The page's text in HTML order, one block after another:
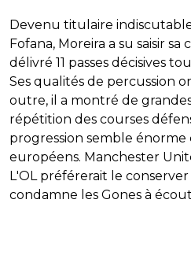
Devenu titulaire
Fofana, Moreira a su saisir
délivré 11 passes décisives
Ses qualités de percussion
outre, il a montré de
répétition des courses
progression semble
européens. Manchester
L'OL préférerait le
condamne les Gones à